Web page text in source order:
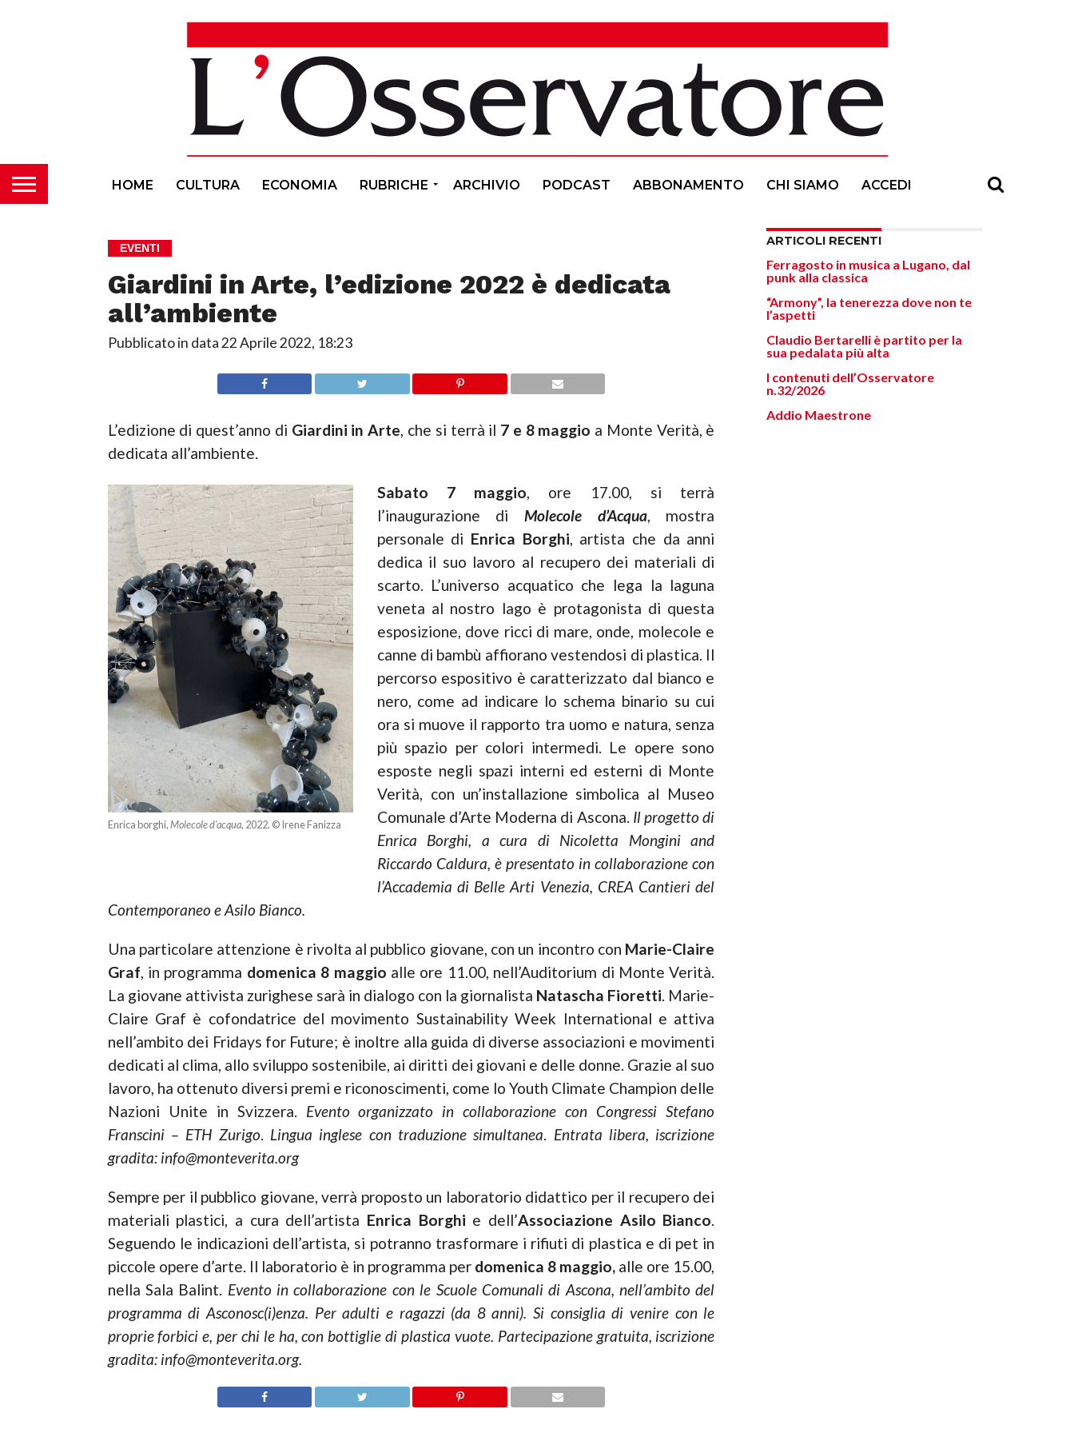
HOME CULTURA ECONOMIA RUBRICHE ARCHIVIO PODCAST ABBONAMENTO CHI SIAMO ACCEDI
EVENTI
Giardini in Arte, l’edizione 2022 è dedicata
all’ambiente
Pubblicato in data22 Aprile 2022, 18:23
L’edizione di quest’anno di Giardini in Arte, che si terrà il 7 e 8 maggio a Monte Verità, è
dedicata all’ambiente.
Enrica borghi,Molecole d’acqua, 2022. © Irene Fanizza
Sabato 7 maggio, ore 17.00, si terrà
l’inaugurazione di
Molecole d’Acqua, mostra
personale di Enrica Borghi, artista che da anni
dedica il suo lavoro al recupero dei materiali di
scarto. L’universo acquatico che lega la laguna
veneta al nostro lago è protagonista di questa
esposizione, dove ricci di mare, onde, molecole e
canne di bambù affiorano vestendosi di plastica. Il
percorso espositivo è caratterizzato dal bianco e
nero, come ad indicare lo schema binario su cui
ora si muove il rapporto tra uomo e natura, senza
più spazio per colori intermedi. Le opere sono
esposte negli spazi interni ed esterni di Monte
Verità, con un’installazione simbolica al Museo
Comunale d’Arte Moderna di Ascona. Il progetto di
Enrica Borghi, a cura di Nicoletta Mongini and
Riccardo Caldura, è presentato in collaborazione con
l’Accademia di Belle Arti Venezia, CREA Cantieri del
Contemporaneo e Asilo Bianco.
Una particolare attenzione è rivolta al pubblico giovane, con un incontro con Marie-Claire
Graf, in programma domenica 8 maggio alle ore 11.00, nell’Auditorium di Monte Verità.
La giovane attivista zurighese sarà in dialogo con la giornalista Natascha Fioretti. Marie-
Claire Graf è cofondatrice del movimento Sustainability Week International e attiva
nell’ambito dei Fridays for Future; è inoltre alla guida di diverse associazioni e movimenti
dedicati al clima, allo sviluppo sostenibile, ai diritti dei giovani e delle donne. Grazie al suo
lavoro, ha ottenuto diversi premi e riconoscimenti, come lo Youth Climate Champion delle
Nazioni Unite in Svizzera. Evento organizzato in collaborazione con Congressi Stefano
Franscini – ETH Zurigo. Lingua inglese con traduzione simultanea. Entrata libera, iscrizione
gradita: info@monteverita.org
Sempre per il pubblico giovane, verrà proposto un laboratorio didattico per il recupero dei
materiali plastici, a cura dell’artista Enrica Borghi e dell’Associazione Asilo Bianco.
Seguendo le indicazioni dell’artista, si potranno trasformare i rifiuti di plastica e di pet in
piccole opere d’arte. Il laboratorio è in programma per domenica 8 maggio, alle ore 15.00,
nella Sala Balint. Evento in collaborazione con le Scuole Comunali di Ascona, nell’ambito del
programma di Asconosc(i)enza. Per adulti e ragazzi (da 8 anni). Si consiglia di venire con le
proprie forbici e, per chi le ha, con bottiglie di plastica vuote. Partecipazione gratuita, iscrizione
gradita: info@monteverita.org.
ARTICOLI RECENTI
Ferragosto in musica a Lugano, dal
punk alla classica
“Armony”, la tenerezza dove non te
l’aspetti
Claudio Bertarelli è partito per la
sua pedalata più alta
I contenuti dell’Osservatore
n.32/2026
Addio Maestrone